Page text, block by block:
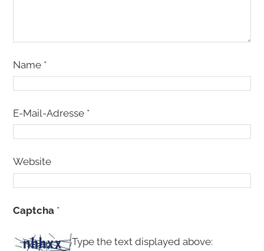
Name *
E-Mail-Adresse *
Website
Captcha *
Type the text displayed above: